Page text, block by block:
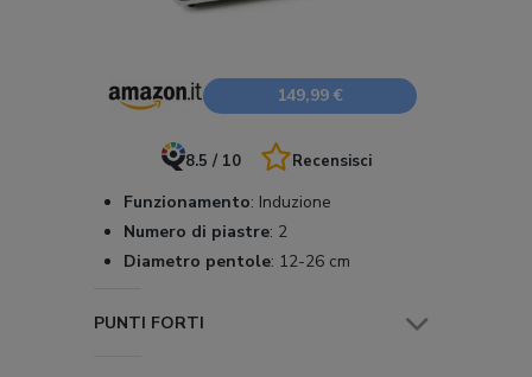
149,99 €
8.5 / 10 Recensisci
Funzionamento: Induzione
Numero di piastre: 2
Diametro pentole: 12-26 cm
PUNTI FORTI